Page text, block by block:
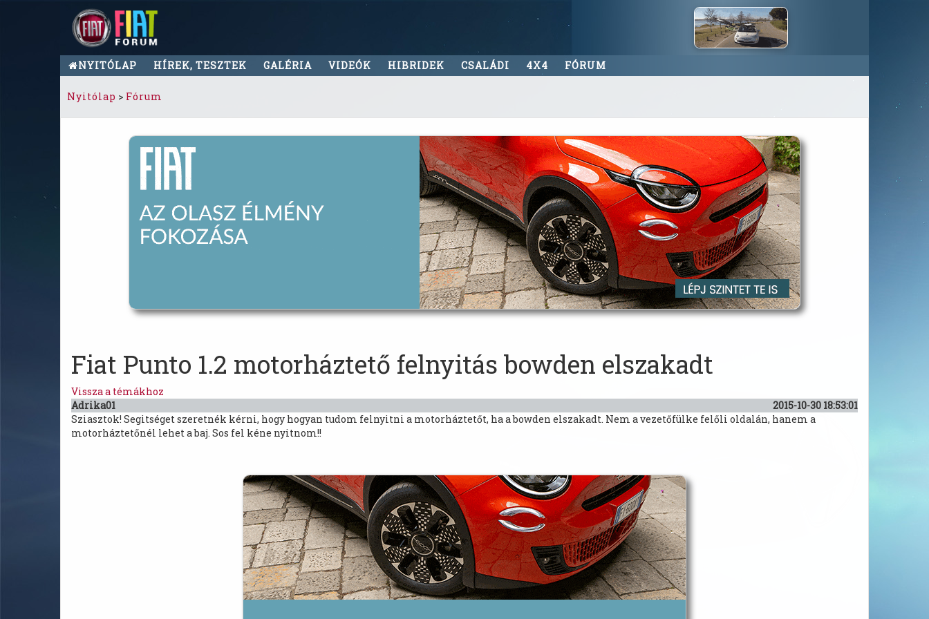
NYITÓLAP HÍREK, TESZTEK GALÉRIA VIDEÓK HIBRIDEK CSALÁDI 4X4 FÓRUM
Nyitólap > Fórum
Fiat Punto 1.2 motorháztető felnyitás bowden elszakadt
Vissza a témákhoz
Adrika01
2015-10-30 18:53:01
Sziasztok! Segitséget szeretnék kérni, hogy hogyan tudom felnyitni a motorháztetőt, ha a bowden elszakadt. Nem a vezetőfülke felőli oldalán, hanem a
motorháztetőnél lehet a baj. Sos fel kéne nyitnom!!